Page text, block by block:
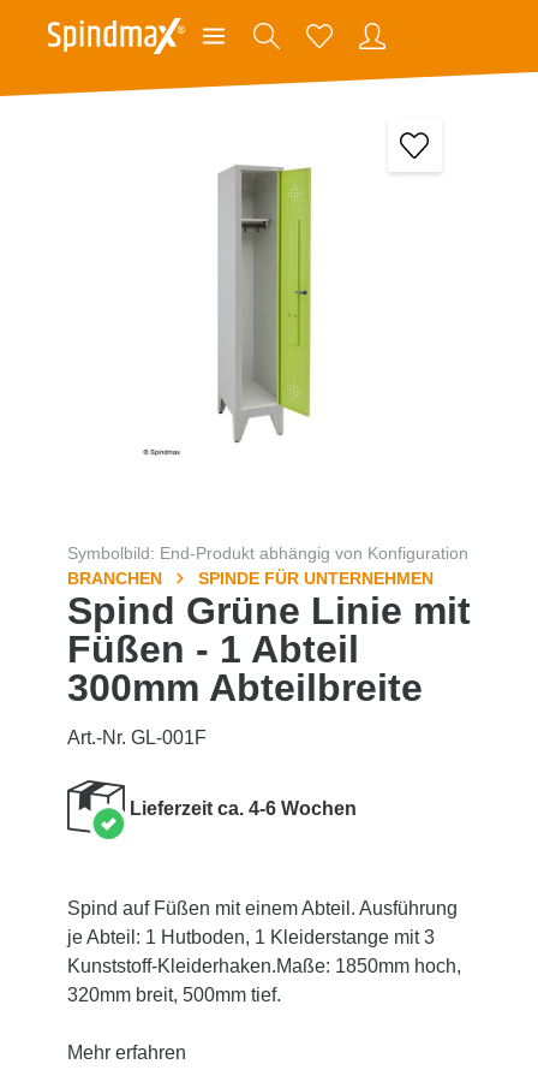
Symbolbild: End-Produkt abhängig von Konfiguration
BRANCHEN
SPINDE FÜR UNTERNEHMEN
Spind Grüne Linie mit
Füßen - 1 Abteil
300mm Abteilbreite
Art.-Nr. GL-001F
Lieferzeit ca. 4-6 Wochen
Spind auf Füßen mit einem Abteil. Ausführung
je Abteil: 1 Hutboden, 1 Kleiderstange mit 3
Kunststoff-Kleiderhaken.Maße: 1850mm hoch,
320mm breit, 500mm tief.
Mehr erfahren